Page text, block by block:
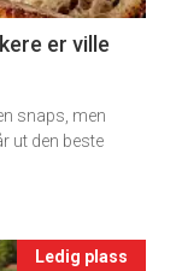
er ville
snaps, men
ut den beste
Ledig plass